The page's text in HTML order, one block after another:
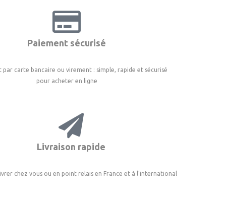
Paiement sécurisé
par carte bancaire ou virement : simple, rapide et sécurisé
pour acheter en ligne
Livraison rapide
chez vous ou en point relais en France et à l'international